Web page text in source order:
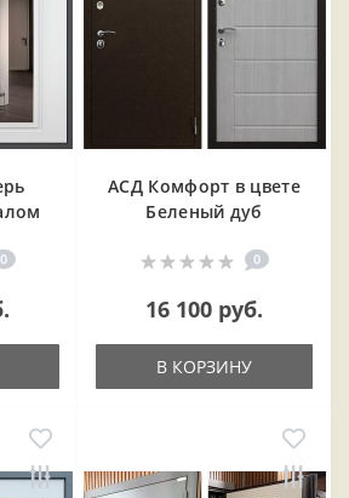
0
АСД Комфорт в цвете
Беленый дуб
0
16 100 руб.
В КОРЗИНУ